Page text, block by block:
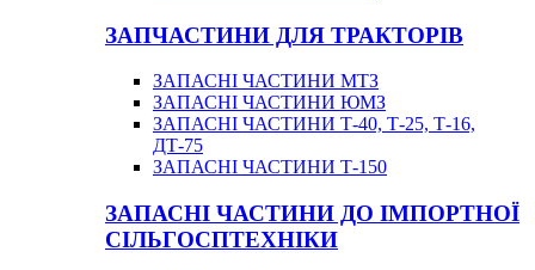
ЗАПЧАСТИНИ ДЛЯ ТРАКТОРІВ
ЗАПАСНІ ЧАСТИНИ МТЗ
ЗАПАСНІ ЧАСТИНИ ЮМЗ
ЗАПАСНІ ЧАСТИНИ Т-40, Т-25, Т-16,
ДТ-75
ЗАПАСНІ ЧАСТИНИ Т-150
ЗАПАСНІ ЧАСТИНИ ДО ІМПОРТНОЇ
СІЛЬГОСПТЕХНІКИ